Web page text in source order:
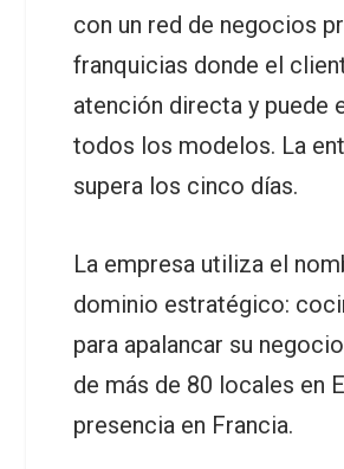
con un red de negocios
franquicias donde el
atención directa y puede
todos los modelos. La
supera los cinco días.
La empresa utiliza el
dominio estratégico:
para apalancar su
de más de 80 locales en
presencia en Francia.